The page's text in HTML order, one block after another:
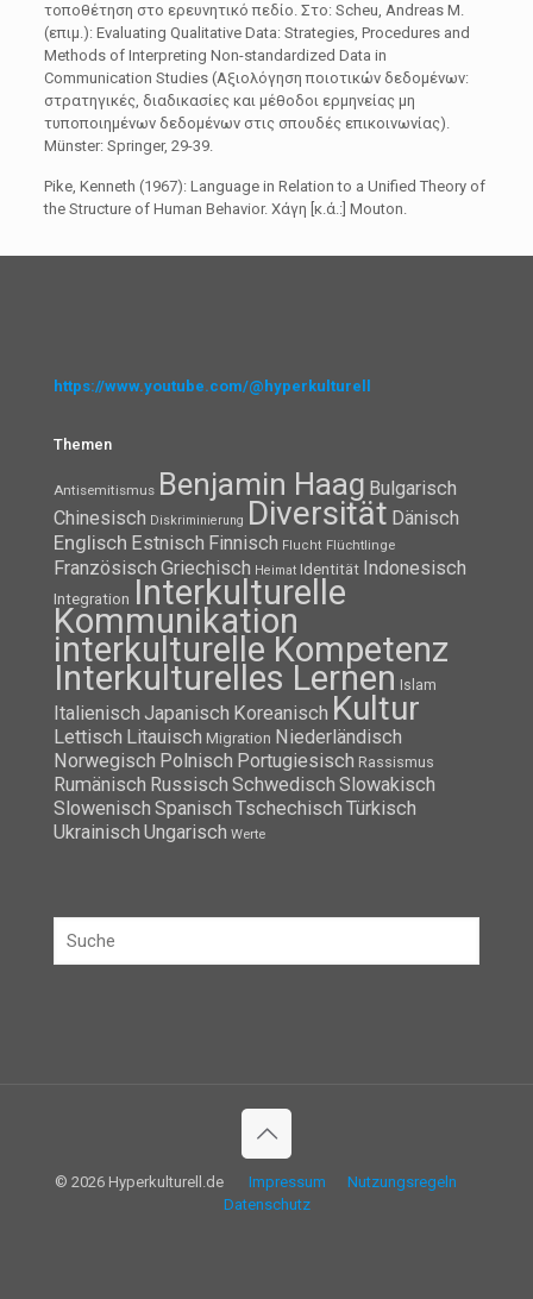
τοποθέτηση στο ερευνητικό πεδίο. Στο: Scheu, Andreas M.
(επιμ.): Evaluating Qualitative Data: Strategies, Procedures and
Methods of Interpreting Non-standardized Data in
Communication Studies (Αξιολόγηση ποιοτικών δεδομένων:
στρατηγικές, διαδικασίες και μέθοδοι ερμηνείας μη
τυποποιημένων δεδομένων στις σπουδές επικοινωνίας).
Münster: Springer, 29-39.
Pike, Kenneth (1967): Language in Relation to a Unified Theory of
the Structure of Human Behavior. Χάγη [κ.ά.:] Mouton.
https://www.youtube.com/@hyperkulturell
Themen
Antisemitismus Benjamin Haag Bulgarisch
Chinesisch Diskriminierung Diversität Dänisch
Englisch Estnisch Finnisch Flucht Flüchtlinge
Französisch Griechisch Heimat Identität Indonesisch
Integration Interkulturelle
Kommunikation
interkulturelle Kompetenz
Interkulturelles Lernen Islam
Italienisch Japanisch Koreanisch Kultur
Lettisch Litauisch Migration Niederländisch
Norwegisch Polnisch Portugiesisch Rassismus
Rumänisch Russisch Schwedisch Slowakisch
Slowenisch Spanisch Tschechisch Türkisch
Ukrainisch Ungarisch Werte
© 2026 Hyperkulturell.de Impressum
Nutzungsregeln
Datenschutz